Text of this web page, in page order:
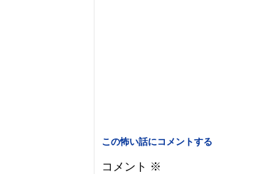
この怖い話にコメントする
コメント ※